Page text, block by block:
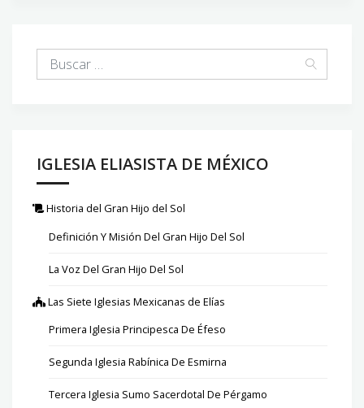
IGLESIA ELIASISTA DE MÉXICO
Historia del Gran Hijo del Sol
Definición Y Misión Del Gran Hijo Del Sol
La Voz Del Gran Hijo Del Sol
Las Siete Iglesias Mexicanas de Elías
Primera Iglesia Principesca De Éfeso
Segunda Iglesia Rabínica De Esmirna
Tercera Iglesia Sumo Sacerdotal De Pérgamo